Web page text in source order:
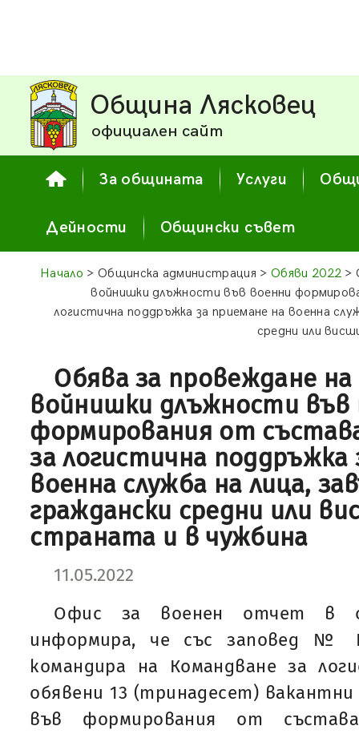
Община Лясковец
официален сайт
За общината Услуги
Дейности Общински съвет
Начало > Общинска администрация > Обяви 2022 >
войнишки длъжности във военни
логистична поддръжка за приемане на военна
средни или
Обява за провеждане на
войнишки длъжности във
формирования от
за логистична поддръжка
военна служба на лица,
граждански средни или
страната и в чужбина
11.05.2022
Офис за военен отчет в
информира, че със заповед №
командира на Командване за
обявени 13 (тринадесет)
във формирования от